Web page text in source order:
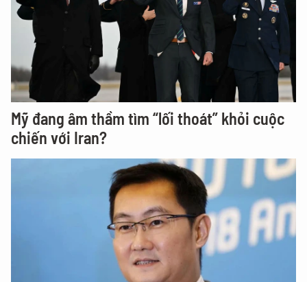
Mỹ đang âm thầm tìm “lối thoát” khỏi cuộc
chiến với Iran?